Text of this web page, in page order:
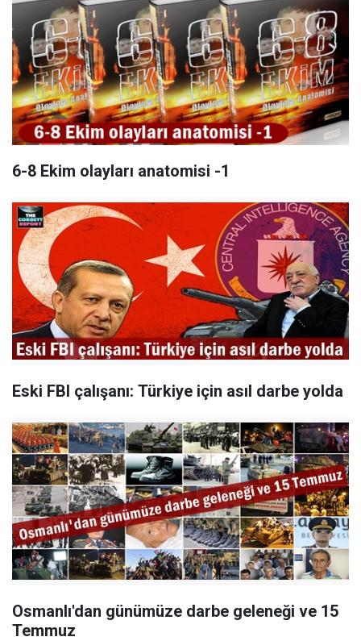
6-8 Ekim olayları anatomisi -1
Eski FBI çalışanı: Türkiye için asıl darbe yolda
Osmanlı'dan günümüze darbe geleneği ve 15
Temmuz